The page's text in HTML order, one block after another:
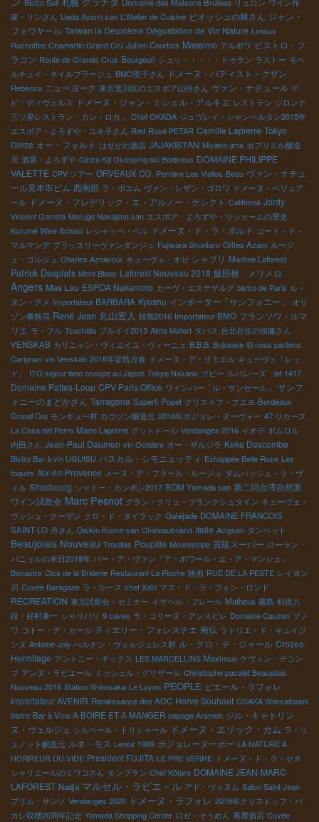
家・リンさん Ueda Ayumi san L'Atelier de Cuisine ピオッシュの林さん ジャン・
フォワヤール Taiwan la Deuxième Dégustation de Vin Nature Limoux
Ruchottes Chamertin Grand Cru Julien Courtois Massimo アルボワ ビストロ・フ
ラコン Route de Grands Crus Bourgeuil シュッ・・・・・ドゥラン ラストー モペ
ルチュイ・ネイルプラージュ BMO聖子さん ドメーヌ・バティスト・クザン
Rebecca ニューヨーク 東京荒川区のエスポア山枡さん ヴァン・ナチュール デ
ビ・ディヴェルス
ドメーヌ・ジャン・ミシェル・アルキエ レストラン ジロンナ
三ツ星レストラン「カン・ロカ」
Chef OKADA ジュヴレイ・シャンベルタン2015年
エスポア・よろずや・ユキ子さん Red Rosé PETAR Camille Lapierre Tokyo
Ginza オー・フォルト はせがわ酒店 JAJAKISTAN Miyako-jima カプリエル醸造
元 酒屋・よろずや Ginza Kiji Okonomiyaki Boldness DOMAINE PHILIPPE
VALETTE CPV ツアー ORVEAUX CO. Perriere Les Vielles Beau ヴァン・ナチュ
ール見本市ビム 西南部 ラ・ボエム ヴァン・レザン・ゴロワ ドメーヌ・ベリュア
ール ドメーヌ・フレデリック・エ・アルノー・ゲシクト California Jordy
Vincent Garreta Marugo Nakajima san エスポア・よろずや・リショームの歴史
Kurumé Wine School レシャッペ・ベル ドメーヌ・ド・ラ・ボルド コート・ド・
マルマンデ ブラッスリーヴァンダンジュ Fujiwara Shuntaro Gilles Azam ルージ
ュ・ゴルジュ Charles Aznavour キューヴェ・オゼ シャブリ Martine Laforest
Patrick Desplats Mont Blanc Laforest Nouveau 2018 飯田橋 メリメロ
Angers Mas Lau ESPOA Nakamoto カーヴ・エステザルグ bistro de Paris ル・
タン・デメ Importateur BARBARA Kyushu インポーター「サンフォニー」
オリ
ゾン事務局 René Jean 丸山宏人 桜島2016 Importateur BMO フランソワ・ルマ
リエ ラ・フル Tsuchida ブルイイ2013 Alma Matert タパス 台北在住の加藤さん
VENSKAB カリニャン・ヴィエイユ・ヴィーニュ B.B.B. Bojoloise Si nous parlions
Carignan vin Venskab 2018年皆既月食 ドメーヌ・デ・ザミエル キューヴェ「レッ
ド」
ITO sejour bien occupe au Japon Tokyo Nakano ゴビー ルバレーズ lot 1417
Domaine Pattes-Loup CPV Paris Office ワインバー「ル・サンセール」
サンフ
ォニーのまどかさん Tarragona Saperli Popet クリストフ・プエヨ Bordeaux
Grand Cru モンギュー村 カウゾン醸造元 2018年ボジョレ・ヌーヴォー 47 リカーズ
La Casa del Perro Marie Lapierre グットドール Vendanges 2016 イオデ ポムロル
内田さん Jean-Paul Daumen vin Octobre オー・ザルジラ Keke Descombe
Bistro Bar à vin UGUISU パスカル・シモニュッティ Echappée Belle Rose Les
toqués Aix-en-Provence メーヌ・デ・フラール・ルージュ ダムバッシュ・ラ・ヴ
ィル Strasbourg シャトー・カンボン2017 BOM Yamada san 第二回台湾自然派
ワイン試飲会 Marc Pesnot グラン・クリュ・フランクシュタイン キューヴェ・
ウッシュ・クーザン クロ・ド・タイラック Galéjade DOMAINE FRANCOIS
SAINT-LO 丹さん Daikin Kume-san Chateaubriand Italie Acignan タンペット
Beaujolais Nouveau Trouillas Poupille Mouressipe 質販スーパー ローラン・
バニョルの来日2018年 バー・ア・ヴァン「ア・ボワール・エ・ア・マンジェ」
Bonastre Clos de la Briderie Restaurant La Pioche 映画 RUE DE LA PESTE レイヨン
川 Cuvée Baragane ラ・ルース chef Xabi マス・ド・ラ・フォン・ロンド
RECREATION 東京試飲会・セミナー イザベル・フレール Matheus 霧島 剣道八
段・好村兼一 シャリバリ 9 caves ラ・コリーヌ・アンスピレ Domaine Cauzon ブノ
ワ コトー・デ・カール ティエリー・フォレスチエ 南仏 ラトリエ・ド・キュイジ
ンヌ Antoine Joly ぺルナン・ヴェルジュレス村 ル・クロ・デ・ジャール Crozes-
Hermitage アントニー・ギックス LES MARCELLINS Maximus ケヴィン・デコン
ブ アンヌ・ラピエール ミッシェル・グリザール Chiristophe pacalet Beaujolais
Nouveau 2018 Station Shinosaka Le Layon PEOPLE ピエール・ラフォレ
Importateur AVENIR Renaissance des AOC Herve Souhaut OSAKA Shinsaibashi
bistro Bar à Vins A BOIRE ET A MANGER cepage Aramon ジル・キャトリン
ヌ・ヴェルジェ シルベール・トリシャール ドメーヌ・エリック・カム ラ・リ
ュノット醸造元 ルネ・モス Lenoir 1989 ボジョレーヌーボー LA NATURE A
HORREUR DU VIDE President FUJITA LE PRE VERRE ドメーヌ・ド・ラ・セネ
シャリエールのミワコさん モンブラン Chef Kôtaro DOMAINE JEAN-MARC
LAFOREST Nadja マルセル・ラピエ－ル アド・ヴィヌム Salon Saint Jean
プリム・サンソ Vendanges 2020 ドメーヌ・ラフォレ 2018年クリストッフ・パ
カレ収穫20周年記念 Yamada Shopping Center ロゼ・そうめん 萬屋酒店 Cuvée